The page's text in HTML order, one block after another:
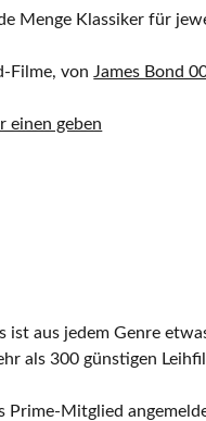
Menge Klassiker für
Filme, von James Bond
einen geben
ist aus jedem Genre
als 300 günstigen
Mitglied